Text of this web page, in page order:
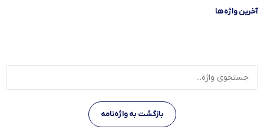
آخرین واژه‌ها
بازگشت به واژه‌نامه